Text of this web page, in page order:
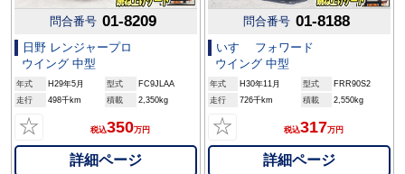
問合番号 01-8209
日野 レンジャープロ
ウイング 中型
年式 H29年5月 型式
FC9JLAA
走行
498千km 積載 2,350kg
☆ 税込350万円
詳細ページ
問合番号 01-8188
いすゞ フォワード
ウイング 中型
年式 H30年11月 型式
FRR90S2
走行
726千km 積載 2,550kg
☆ 税込317万円
詳細ページ